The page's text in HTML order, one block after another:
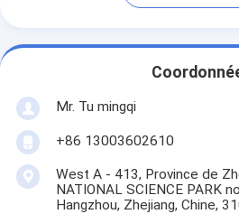
Mr. Tu mingqi
+86 13003602610
West A - 413, Province de
NATIONAL SCIENCE PARK
Hangzhou, Zhejiang, Chine,